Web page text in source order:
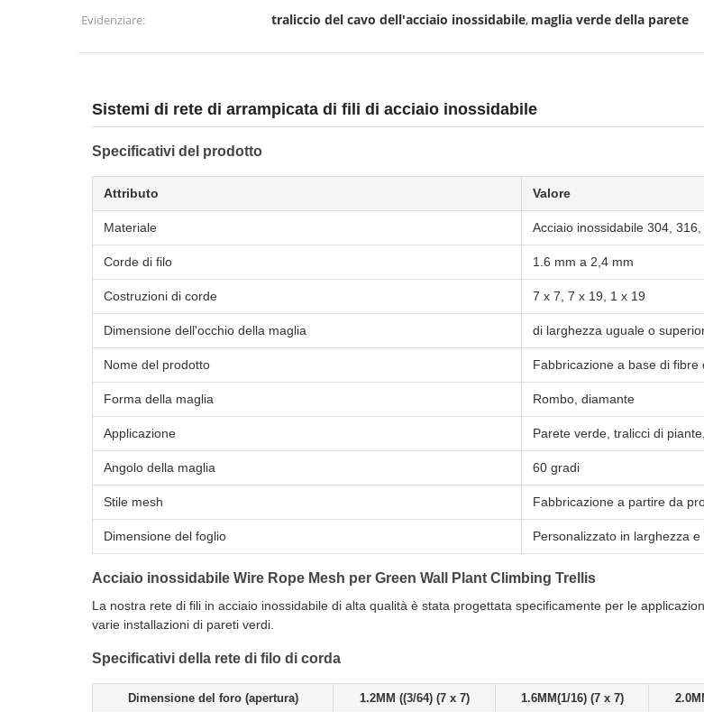
Evidenziare:
traliccio del cavo dell'acciaio inossidabile, maglia verde della parete
Sistemi di rete di arrampicata di fili di acciaio inossidabile
Specificativi del prodotto
Attributo Valore
Materiale Acciaio inossidabile 304, 316,
Corde di filo 1.6 mm a 2,4 mm
Costruzioni di corde 7 x 7, 7 x 19, 1 x 19
Dimensione dell'occhio della maglia di larghezza uguale o
Nome del prodotto Fabbricazione a base di fibre
Forma della maglia Rombo, diamante
Applicazione Parete verde, tralicci di
Angolo della maglia 60 gradi
Stile mesh Fabbricazione a partire da
Dimensione del foglio Personalizzato in larghezza e
Acciaio inossidabile Wire Rope Mesh per Green Wall Plant Climbing Trellis
La nostra rete di fili in acciaio inossidabile di alta qualità è stata progettata specificamente per le
varie installazioni di pareti verdi.
Specificativi della rete di filo di corda
Dimensione del foro (apertura) 1.2MM ((3/64) (7 x 7) 1.6MM(1/16) (7 x 7)